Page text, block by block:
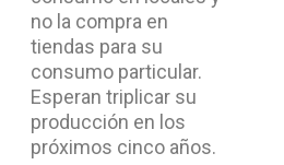
no la compra en
tiendas para su
consumo particular.
Esperan triplicar su
producción en los
próximos cinco años.